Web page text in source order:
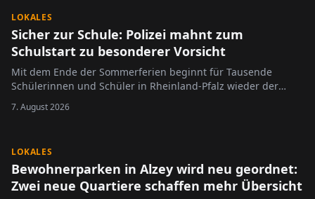
LOKALES
Sicher zur Schule: Polizei mahnt zum
Schulstart zu besonderer Vorsicht
Mit dem Ende der Sommerferien beginnt für Tausende
Schülerinnen und Schüler in Rheinland-Pfalz wieder der
7. August 2026
LOKALES
Bewohnerparken in Alzey wird neu geordnet:
Zwei neue Quartiere schaffen mehr Übersicht